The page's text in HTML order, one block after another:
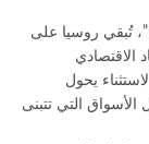
تُبقي روسيا على
الاقتصادي
يحول
الأسواق التي تتبنى